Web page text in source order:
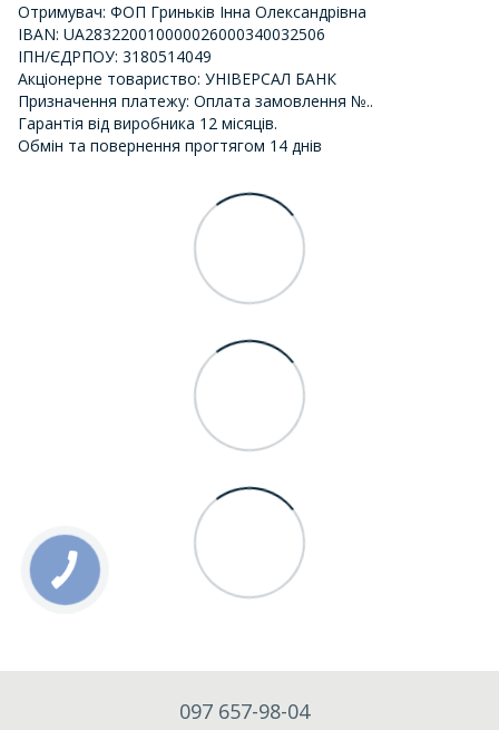
Отримувач: ФОП Гриньків Інна Олександрівна
IBAN: UA283220010000026000340032506
ІПН/ЄДРПОУ: 3180514049
Акціонерне товариство: УНІВЕРСАЛ БАНК
Призначення платежу: Оплата замовлення №..
Гарантія від виробника 12 місяців.
Обмін та повернення прогтягом 14 днів
097 657-98-04